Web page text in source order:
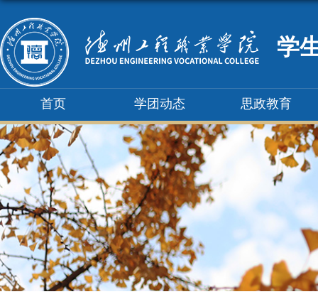
学
首页 学团动态 思政教育